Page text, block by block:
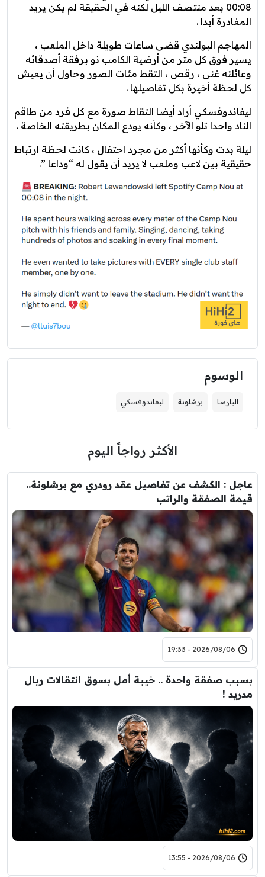
00:08 بعد منتصف الليل لكنه في الحقيقة لم يكن يريد
المغادرة أبدا .
المهاجم البولندي قضى ساعات طويلة داخل الملعب ،
يسير فوق كل متر من أرضية الكامب نو برفقة أصدقائه
وعائلته غنى ، رقص ، التقط مئات الصور وحاول أن يعيش
كل لحظة أخيرة بكل تفاصيلها .
ليفاندوفسكي أراد أيضا التقاط صورة مع كل فرد من طاقم
الناد واحدا تلو الآخر ، وكأنه يودع المكان بطريقته الخاصة .
ليلة بدت وكأنها أكثر من مجرد احتفال ، كانت لحظة ارتباط
حقيقية بين لاعب وملعب لا يريد أن يقول له “وداعا ”.
الوسوم
البارسا برشلونة ليفاندوفسكي
الأكثر رواجاً اليوم
عاجل : الكشف عن تفاصيل عقد رودري مع برشلونة..
قيمة الصفقة والراتب
2026/08/06 - 19:33
بسبب صفقة واحدة .. خيبة أمل بسوق انتقالات ريال
مدريد !
2026/08/06 - 13:55